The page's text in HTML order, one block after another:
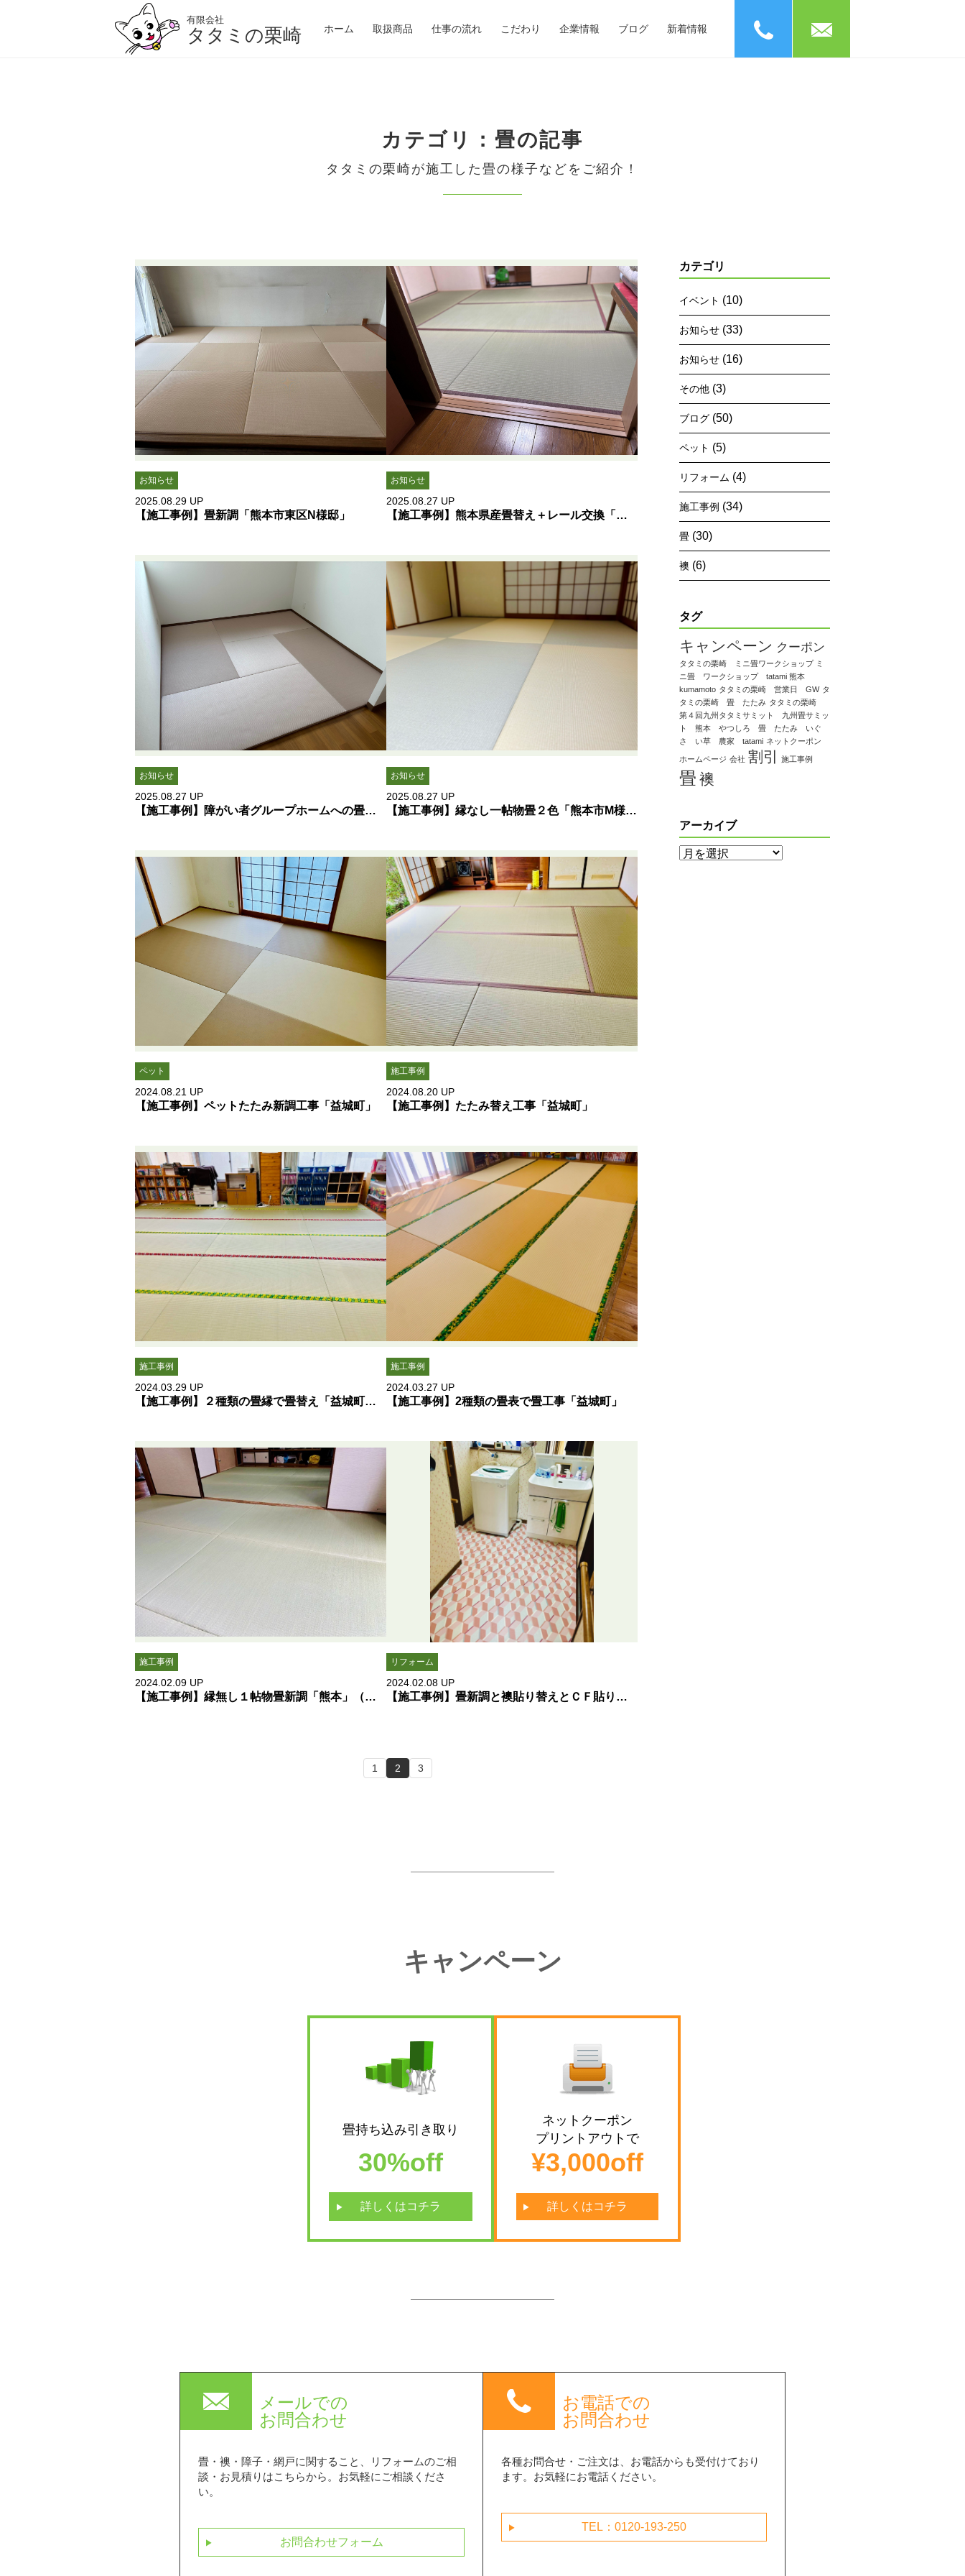
有限会社
タタミの栗崎 ホーム 取扱商品 仕事の流れ こだわり 企業情報 ブログ 新着情報 phone mail
カテゴリ：畳の記事
タタミの栗崎が施工した畳の様子などをご紹介！
お知らせ
2025.08.29 UP
【施工事例】畳新調「熊本市東区N様邸」
お知らせ
2025.08.27 UP
【施工事例】熊本県産畳替え＋レール交換「熊本市A様邸」
お知らせ
2025.08.27 UP
【施工事例】障がい者グループホームへの畳新調「松橋町」
お知らせ
2025.08.27 UP
【施工事例】縁なし一帖物畳２色「熊本市M様邸」
ペット
2024.08.21 UP
【施工事例】ペットたたみ新調工事「益城町」
施工事例
2024.08.20 UP
【施工事例】たたみ替え工事「益城町」
施工事例
2024.03.29 UP
【施工事例】２種類の畳縁で畳替え「益城町」（有）タタミの栗崎
施工事例
2024.03.27 UP
【施工事例】2種類の畳表で畳工事「益城町」
施工事例
2024.02.09 UP
【施工事例】縁無し１帖物畳新調「熊本」（有）タタミの栗崎
リフォーム
2024.02.08 UP
【施工事例】畳新調と襖貼り替えとＣＦ貼り替え「熊本」（有）タタミの栗崎
1 2 3
カテゴリ
イベント (10)
お知らせ(33)
お知らせ(16)
その他(3)
ブログ(50)
ペット (5)
リフォーム (4)
施工事例 (34)
畳(30)
襖 (6)
タグ
キャンペーン クーポン
タタミの栗崎 ミニ畳ワークショップ ミ
ニ畳 ワークショップ tatami 熊本
kumamoto タタミの栗崎 営業日 GW タ
タミの栗崎 畳 たたみ タタミの栗崎
第４回九州タタミサミット 九州畳サミッ
ト 熊本 やつしろ 畳 たたみ いぐ
さ い草 農家 tatami ネットクーポン
ホームページ 会社 割引 施工事例
畳 襖
アーカイブ
ア
キャンペーン
畳持ち込み引き取り
30%off
next 詳しくはコチラ
ネットクーポン
プリントアウトで
¥3,000off
next 詳しくはコチラ
mail
メールでの
お問合わせ
畳・襖・障子・網戸に関すること、リフォームのご相
談・お見積りはこちらから。お気軽にご相談くださ
い。
next お問合わせフォーム
phone
お電話での
お問合わせ
各種お問合せ・ご注文は、お電話からも受付けており
ます。お気軽にお電話ください。
next TEL：0120-193-250